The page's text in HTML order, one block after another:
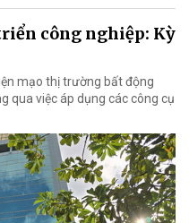
công nghiệp: Kỳ
mạo thị trường bất động
qua việc áp dụng các công cụ